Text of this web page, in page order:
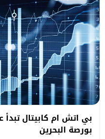
بي اتش ام كابيتال
بورصة البحرين